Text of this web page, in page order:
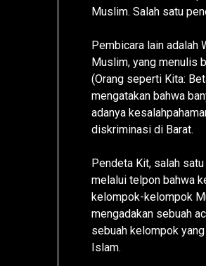
Muslim. Salah satu
Pembicara lain adalah
Muslim, yang menulis
(Orang seperti Kita:
mengatakan bahwa
adanya
diskriminasi di Barat.
Pendeta Kit, salah
melalui telpon bahwa
kelompok-kelompok
mengadakan sebuah
sebuah kelompok
Islam.